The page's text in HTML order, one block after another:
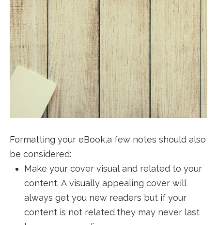
Formatting your eBook,a few notes should also
be considered:
Make your cover visual and related to your
content. A visually appealing cover will
always get you new readers but if your
content is not related,they may never last